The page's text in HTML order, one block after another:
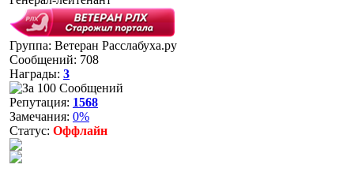
Группа: Ветеран Расслабуха.ру
Сообщений: 708
Награды: 3
Репутация: 1568
Замечания: 0%
Статус: Оффлайн